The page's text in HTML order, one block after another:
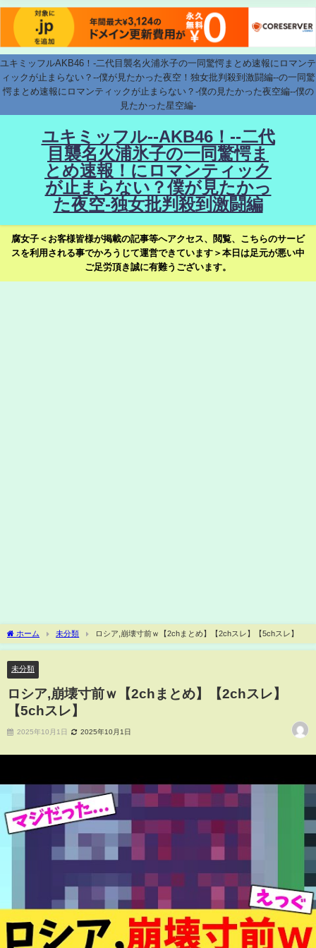
ユキミッフルAKB46！-二代目襲名火浦氷子の一同驚愕まとめ速報にロマンテ
ィックが止まらない？--僕が見たかった夜空！独女批判殺到激闘編--の一同驚
愕まとめ速報にロマンティックが止まらない？-僕の見たかった夜空編--僕の
見たかった星空編-
ユキミッフル--AKB46！--二代
目襲名火浦氷子の一同驚愕ま
とめ速報！にロマンティック
が止まらない？僕が見たかっ
た夜空-独女批判殺到激闘編
腐女子＜お客様皆様が掲載の記事等へアクセス、閲覧、こちらのサービ
スを利用される事でかろうじて運営できています＞本日は足元が悪い中
ご足労頂き誠に有難うございます。
ホーム 未分類 ロシア,崩壊寸前ｗ【2chまとめ】【2chスレ】【5chスレ】
未分類
ロシア,崩壊寸前ｗ【2chまとめ】【2chスレ】
【5chスレ】
2025年10月1日 2025年10月1日